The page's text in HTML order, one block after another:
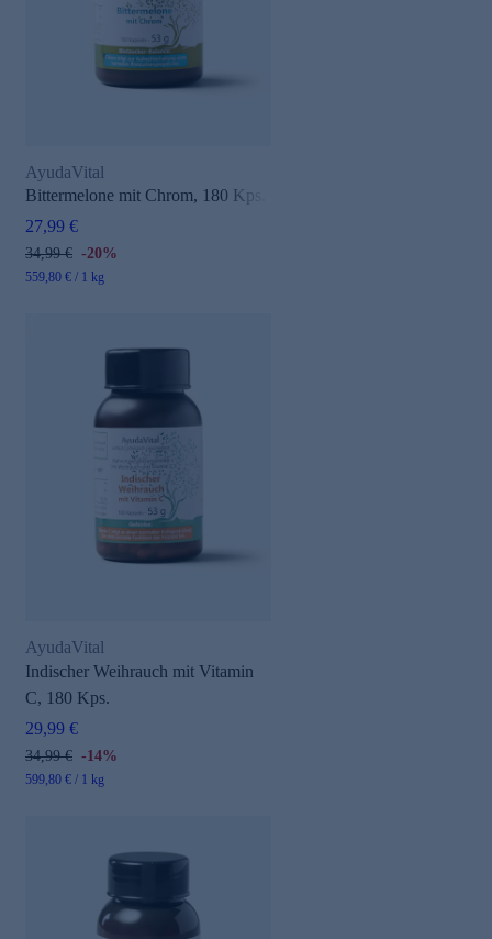
AyudaVital
Bittermelone mit Chrom, 180 Kps.
27,99 €
34,99 € -20%
559,80 € / 1 kg
AyudaVital
Indischer Weihrauch mit Vitamin
C, 180 Kps.
29,99 €
34,99 € -14%
599,80 € / 1 kg